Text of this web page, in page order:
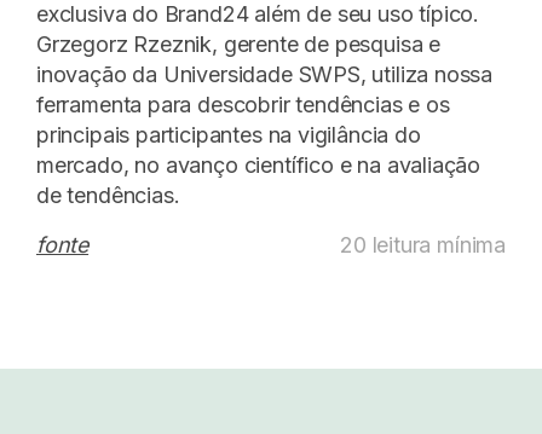
exclusiva do Brand24 além de seu uso típico.
Grzegorz Rzeznik, gerente de pesquisa e
inovação da Universidade SWPS, utiliza nossa
ferramenta para descobrir tendências e os
principais participantes na vigilância do
mercado, no avanço científico e na avaliação
de tendências.
fonte
20 leitura mínima